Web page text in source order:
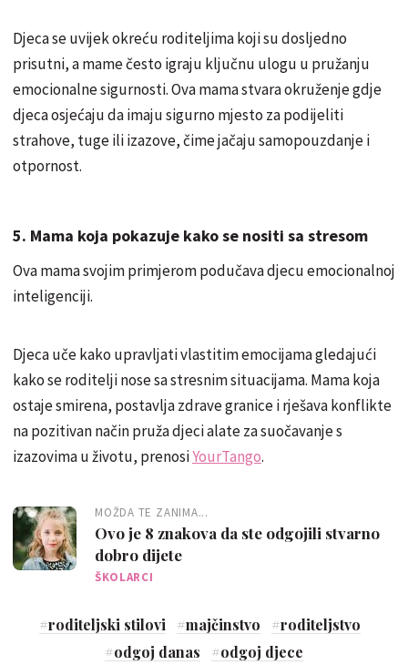
Djeca se uvijek okreću roditeljima koji su dosljedno
prisutni, a mame često igraju ključnu ulogu u pružanju
emocionalne sigurnosti. Ova mama stvara okruženje gdje
djeca osjećaju da imaju sigurno mjesto za podijeliti
strahove, tuge ili izazove, čime jačaju samopouzdanje i
otpornost.
5. Mama koja pokazuje kako se nositi sa stresom
Ova mama svojim primjerom podučava djecu emocionalnoj
inteligenciji.
Djeca uče kako upravljati vlastitim emocijama gledajući
kako se roditelji nose sa stresnim situacijama. Mama koja
ostaje smirena, postavlja zdrave granice i rješava konflikte
na pozitivan način pruža djeci alate za suočavanje s
izazovima u životu, prenosiYourTango.
MOŽDA TE ZANIMA...
Ovo je 8 znakova da ste odgojili stvarno
dobro dijete
ŠKOLARCI
#roditeljski stilovi #majčinstvo #roditeljstvo
#odgoj danas #odgoj djece